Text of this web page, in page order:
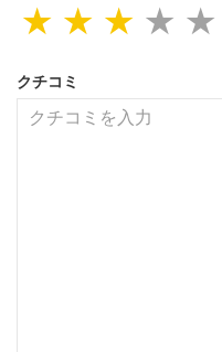
★
★
★
★
★
クチコミ